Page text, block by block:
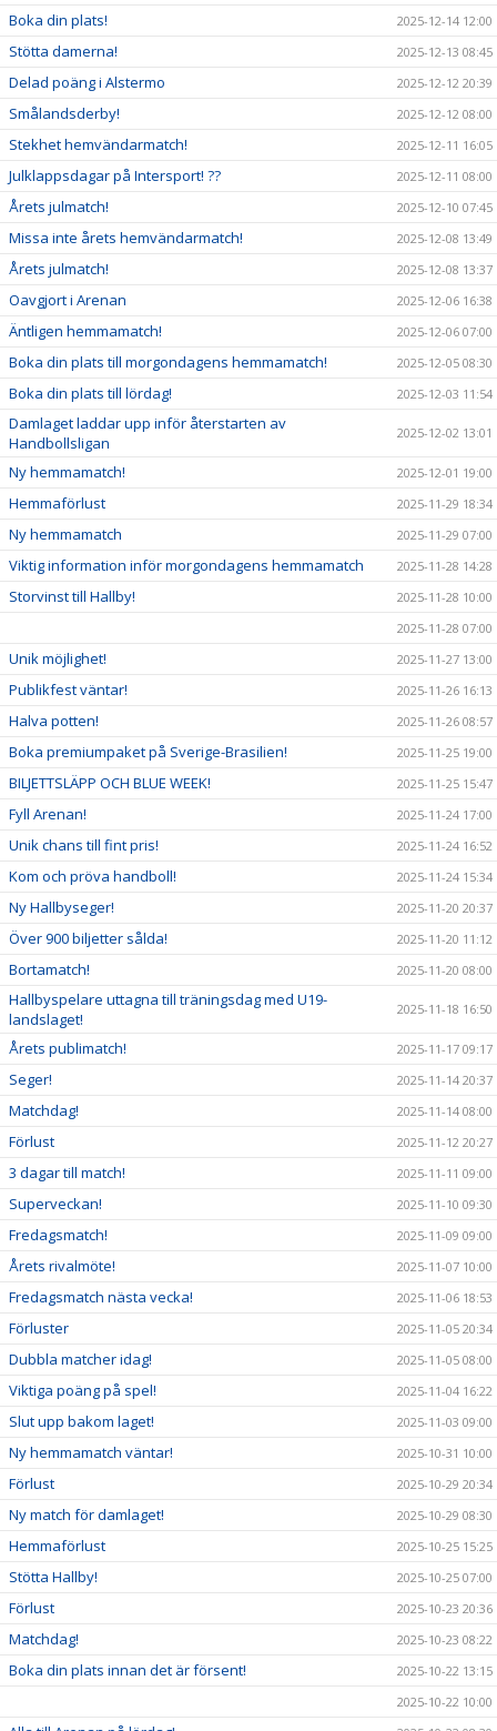
Boka din plats! 2025-12-14 12:00
Stötta damerna! 2025-12-13 08:45
Delad poäng i Alstermo 2025-12-12 20:39
Smålandsderby! 2025-12-12 08:00
Stekhet hemvändarmatch! 2025-12-11 16:05
Julklappsdagar på Intersport! ?? 2025-12-11 08:00
Årets julmatch! 2025-12-10 07:45
Missa inte årets hemvändarmatch! 2025-12-08 13:49
Årets julmatch! 2025-12-08 13:37
Oavgjort i Arenan 2025-12-06 16:38
Äntligen hemmamatch! 2025-12-06 07:00
Boka din plats till morgondagens hemmamatch! 2025-12-05 08:30
Boka din plats till lördag! 2025-12-03 11:54
Damlaget laddar upp inför återstarten av
Handbollsligan
2025-12-02 13:01
Ny hemmamatch! 2025-12-01 19:00
Hemmaförlust 2025-11-29 18:34
Ny hemmamatch 2025-11-29 07:00
Viktig information inför morgondagens hemmamatch 2025-11-28 14:28
Storvinst till Hallby!
2025-11-28 10:00
2025-11-28 07:00
Unik möjlighet! 2025-11-27 13:00
Publikfest väntar! 2025-11-26 16:13
Halva potten! 2025-11-26 08:57
Boka premiumpaket på Sverige-Brasilien! 2025-11-25 19:00
BILJETTSLÄPP OCH BLUE WEEK! 2025-11-25 15:47
Fyll Arenan! 2025-11-24 17:00
Unik chans till fint pris! 2025-11-24 16:52
Kom och pröva handboll! 2025-11-24 15:34
Ny Hallbyseger! 2025-11-20 20:37
Över 900 biljetter sålda! 2025-11-20 11:12
Bortamatch! 2025-11-20 08:00
Hallbyspelare uttagna till träningsdag med U19-
landslaget!
2025-11-18 16:50
Årets publimatch! 2025-11-17 09:17
Seger! 2025-11-14 20:37
Matchdag! 2025-11-14 08:00
Förlust 2025-11-12 20:27
3 dagar till match! 2025-11-11 09:00
Superveckan! 2025-11-10 09:30
Fredagsmatch! 2025-11-09 09:00
Årets rivalmöte! 2025-11-07 10:00
Fredagsmatch nästa vecka! 2025-11-06 18:53
Förluster 2025-11-05 20:34
Dubbla matcher idag! 2025-11-05 08:00
Viktiga poäng på spel! 2025-11-04 16:22
Slut upp bakom laget! 2025-11-03 09:00
Ny hemmamatch väntar! 2025-10-31 10:00
Förlust 2025-10-29 20:34
Ny match för damlaget! 2025-10-29 08:30
Hemmaförlust 2025-10-25 15:25
Stötta Hallby! 2025-10-25 07:00
Förlust 2025-10-23 20:36
Matchdag! 2025-10-23 08:22
Boka din plats innan det är försent!
2025-10-22 13:15
2025-10-22 10:00